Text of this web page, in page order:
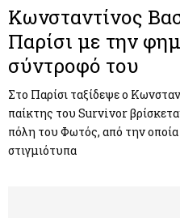
Κωνσταντίνος
Παρίσι με την
σύντροφό του
Στο Παρίσι ταξίδεψε ο
παίκτης του Survivor
πόλη του Φωτός, από την οποία
στιγμιότυπα